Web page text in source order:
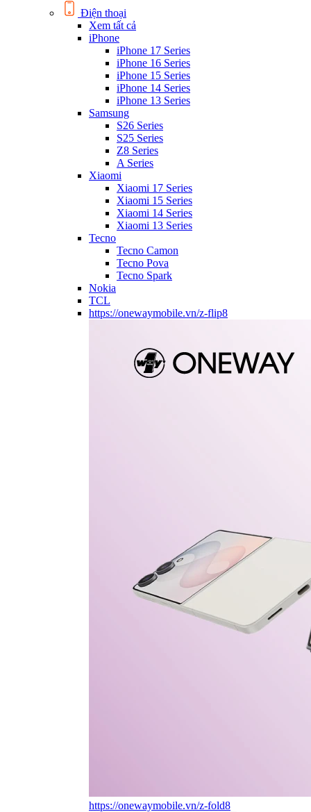
Điện thoại
Xem tất cả
iPhone
iPhone 17 Series
iPhone 16 Series
iPhone 15 Series
iPhone 14 Series
iPhone 13 Series
Samsung
S26 Series
S25 Series
Z8 Series
A Series
Xiaomi
Xiaomi 17 Series
Xiaomi 15 Series
Xiaomi 14 Series
Xiaomi 13 Series
Tecno
Tecno Camon
Tecno Pova
Tecno Spark
Nokia
TCL
https://onewaymobile.vn/z-flip8
https://onewaymobile.vn/z-fold8